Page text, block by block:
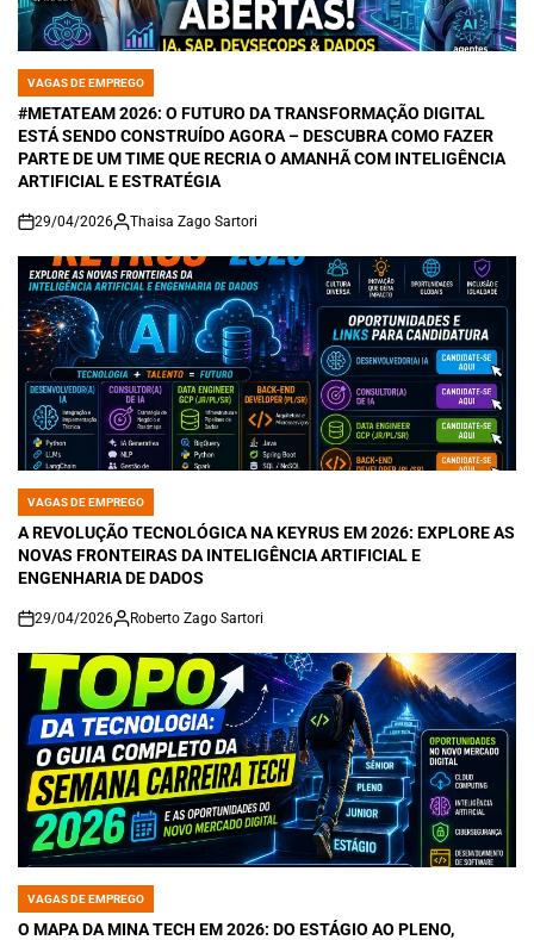
POSTED
IN
VAGAS DE EMPREGO
#METATEAM 2026: O FUTURO DA TRANSFORMAÇÃO DIGITAL
ESTÁ SENDO CONSTRUÍDO AGORA – DESCUBRA COMO FAZER
PARTE DE UM TIME QUE RECRIA O AMANHÃ COM INTELIGÊNCIA
ARTIFICIAL E ESTRATÉGIA
on
29/04/2026 Thaisa Zago Sartori
POSTED
IN
VAGAS DE EMPREGO
A REVOLUÇÃO TECNOLÓGICA NA KEYRUS EM 2026: EXPLORE AS
NOVAS FRONTEIRAS DA INTELIGÊNCIA ARTIFICIAL E
ENGENHARIA DE DADOS
on
29/04/2026 Roberto Zago Sartori
POSTED
IN
VAGAS DE EMPREGO
O MAPA DA MINA TECH EM 2026: DO ESTÁGIO AO PLENO,